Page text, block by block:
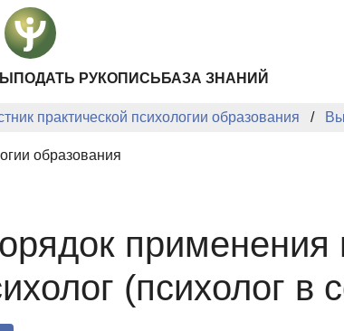
ПОДАТЬ РУКОПИСЬ БАЗА ЗНАНИЙ
практической психологии образования
образования
(психолог